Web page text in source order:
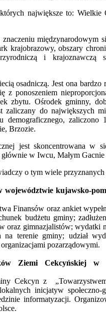
największe to:
znaczeniu
krajobrazowy, obszary
i krajoznawczą
osadniczą. Jest ona
z ponoszeniem
Ośrodek gminny,
zaliczany do największych
demograficznego,
Brzozie.
jest skoncentrowana w
w Iwcu, Małym
o tym wiele
województwie kujawsko-
Finansów oraz ankiet
budżetu gminy;
oraz gimnazjalistów; wydatki
na terenie gminy; udział
pozarządowymi.
Ziemi Cekcyńskiej
Cekcyn z
inicjatyw
informatyzacji.